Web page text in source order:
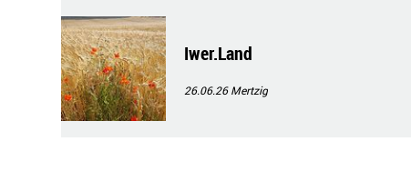
Iwer.Land
26.06.26Mertzig